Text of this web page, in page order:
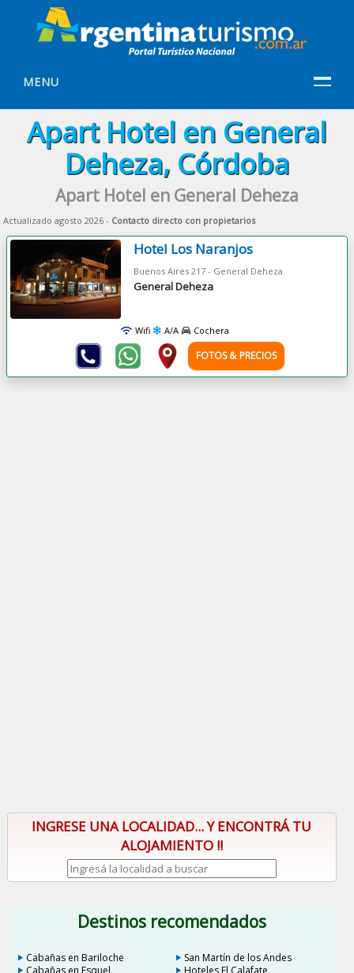
MENU
Apart Hotel en General
Deheza, Córdoba
Apart Hotel en General Deheza
Actualizado agosto 2026 - Contacto directo con propietarios
Hotel Los Naranjos
Buenos Aires 217 - General Deheza
General Deheza
Wifi A/A Cochera
FOTOS & PRECIOS
INGRESE UNA LOCALIDAD... Y ENCONTRÁ TU
ALOJAMIENTO !!
Destinos recomendados
Cabañas en Bariloche
San Martín de los Andes